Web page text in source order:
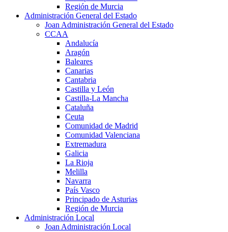
Región de Murcia
Administración General del Estado
Joan Administración General del Estado
CCAA
Andalucía
Aragón
Baleares
Canarias
Cantabria
Castilla y León
Castilla-La Mancha
Cataluña
Ceuta
Comunidad de Madrid
Comunidad Valenciana
Extremadura
Galicia
La Rioja
Melilla
Navarra
País Vasco
Principado de Asturias
Región de Murcia
Administración Local
Joan Administración Local